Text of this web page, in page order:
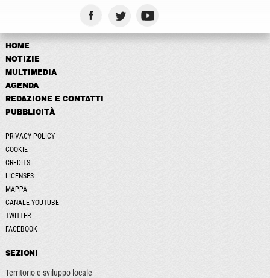
HOME
NOTIZIE
MULTIMEDIA
AGENDA
REDAZIONE E CONTATTI
PUBBLICITÀ
PRIVACY POLICY
COOKIE
CREDITS
LICENSES
MAPPA
CANALE YOUTUBE
TWITTER
FACEBOOK
SEZIONI
Territorio e sviluppo locale